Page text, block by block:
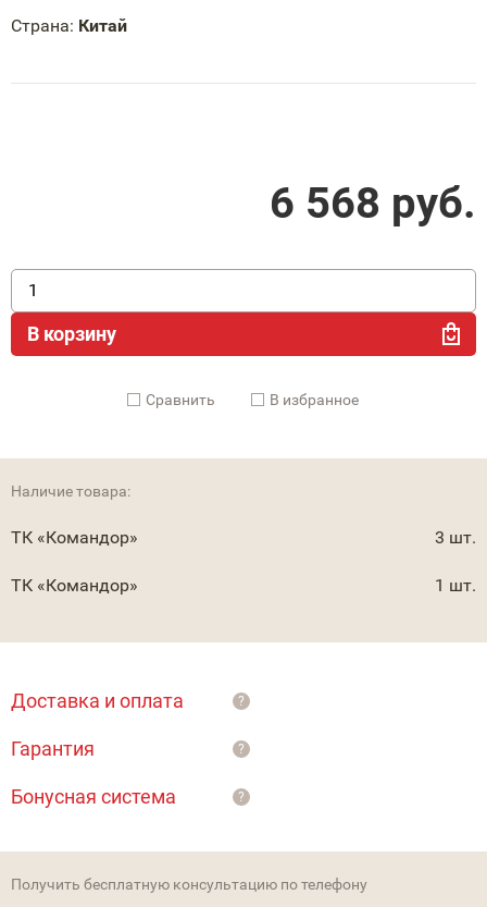
Страна: Китай
6 568 руб.
В корзину
Cравнить В избранное
Наличие товара:
ТК «Командор» 3 шт.
ТК «Командор» 1 шт.
Доставка и оплата ?
Гарантия ?
Бонусная система ?
Получить бесплатную консультацию по телефону